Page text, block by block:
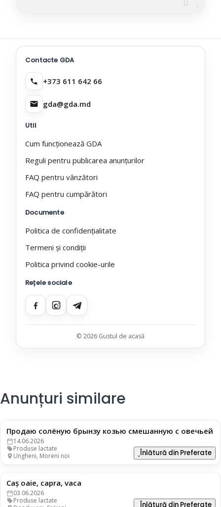
Contacte GDA
+373 611 642 66
gda@gda.md
Util
Cum funcționează GDA
Reguli pentru publicarea anunțurilor
FAQ pentru vânzători
FAQ pentru cumpărători
Documente
Politica de confidențialitate
Termeni și condiții
Politica privind cookie-urile
Rețele sociale
© 2026 Gustul de acasă
Anunțuri similare
130 lei
Продаю солёную брынзу козью смешанную с овечьей
14.06.2026
Produse lactate
Ungheni, Moreni noi
Înlătură din Preferate
Caș oaie, capra, vaca
03.06.2026
Produse lactate
Înlătură din Preferate